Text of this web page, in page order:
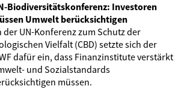
Biodiversitätskonferenz: Investoren
Umwelt berücksichtigen
der UN-Konferenz zum Schutz der
Vielfalt (CBD) setzte sich der
dafür ein, dass Finanzinstitute verstärkt
und Sozialstandards
müssen.